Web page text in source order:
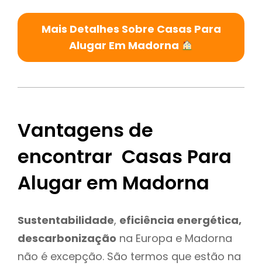
Mais Detalhes Sobre Casas Para
Alugar Em Madorna
Vantagens de
encontrar Casas Para
Alugar em Madorna
Sustentabilidade, eficiência energética,
descarbonização na Europa e Madorna
não é excepção. São termos que estão na